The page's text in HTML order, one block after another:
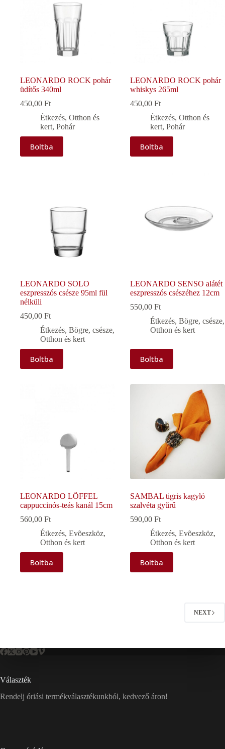
LEONARDO ROCK pohár
üdítős 340ml
450,00 Ft
Étkezés, Otthon és
kert, Pohár
Boltba
LEONARDO ROCK pohár
whiskys 265ml
450,00 Ft
Étkezés, Otthon és
kert, Pohár
Boltba
LEONARDO SOLO
eszpresszós csésze 95ml fül
nélküli
450,00 Ft
Étkezés, Bögre, csésze,
Otthon és kert
Boltba
LEONARDO SENSO alátét
eszpresszós csészéhez 12cm
550,00 Ft
Étkezés, Bögre, csésze,
Otthon és kert
Boltba
LEONARDO LÖFFEL
cappuccinós-teás kanál 15cm
560,00 Ft
Étkezés, Evõeszköz,
Otthon és kert
Boltba
SAMBAL tigris kagyló
szalvéta gyűrű
590,00 Ft
Étkezés, Evõeszköz,
Otthon és kert
Boltba
NEXT
Választék
Rendelj óriási termékválasztékunkból, kedvező áron!